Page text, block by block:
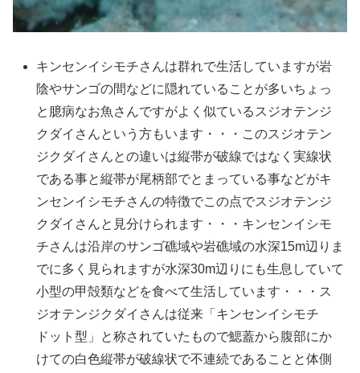
キンセンイシモチさんは群れで生活していますが岩
陰やサンゴの間などに隠れていることが多いちょっ
と臆病なお魚さんですがよく似ているスジオテンジ
クダイさんという方もいます・・・このスジオテン
ジクダイさんとの違いは縦帯が破線ではなく実線状
である事と縦帯が尾柄部でとまっている事などがキ
ンセンイシモチさんの特徴でこの点でスジオテンジ
クダイさんと見分けられます・・・キンセンイシモ
チさんは沿岸のサンゴ礁域や岩礁域の水深15m辺りま
でに多く見られますが水深30m辺りにも生息していて
小型の甲殻類などを食べて生活しています・・・ス
ジオテンジクダイさんは従来「キンセンイシモチ
ドット型」と称されていたもので鰓蓋から腹部にか
けての白色縦帯が破線状で不連続であることと体側